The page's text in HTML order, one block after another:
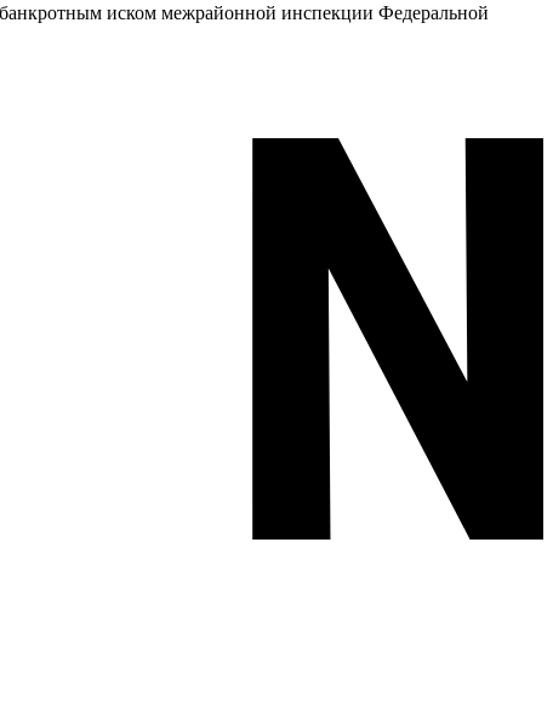
иском межрайонной инспекции Федеральной